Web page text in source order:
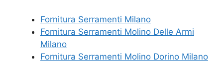
Fornitura Serramenti Milano
Fornitura Serramenti Molino Delle Armi
Milano
Fornitura Serramenti Molino Dorino Milano